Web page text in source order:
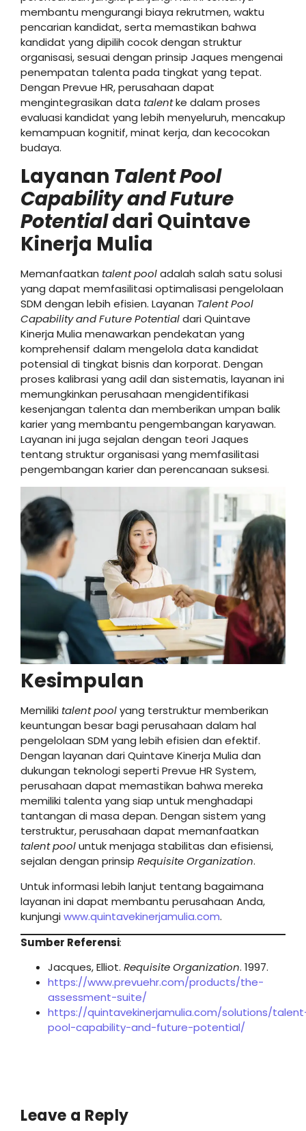
membantu mengurangi biaya rekrutmen, waktu
pencarian kandidat, serta memastikan bahwa
kandidat yang dipilih cocok dengan struktur
organisasi, sesuai dengan prinsip Jaques mengenai
penempatan talenta pada tingkat yang tepat.
Dengan Prevue HR, perusahaan dapat
mengintegrasikan data talentke dalam proses
evaluasi kandidat yang lebih menyeluruh, mencakup
kemampuan kognitif, minat kerja, dan kecocokan
budaya.
Layanan Talent Pool
Capability and Future
Potentialdari Quintave
Kinerja Mulia
Memanfaatkan talent pooladalah salah satu solusi
yang dapat memfasilitasi optimalisasi pengelolaan
SDM dengan lebih efisien. Layanan Talent Pool
Capability and Future Potentialdari Quintave
Kinerja Mulia menawarkan pendekatan yang
komprehensif dalam mengelola data kandidat
potensial di tingkat bisnis dan korporat. Dengan
proses kalibrasi yang adil dan sistematis, layanan ini
memungkinkan perusahaan mengidentifikasi
kesenjangan talenta dan memberikan umpan balik
karier yang membantu pengembangan karyawan.
Layanan ini juga sejalan dengan teori Jaques
tentang struktur organisasi yang memfasilitasi
pengembangan karier dan perencanaan suksesi.
Kesimpulan
Memiliki talent poolyang terstruktur memberikan
keuntungan besar bagi perusahaan dalam hal
pengelolaan SDM yang lebih efisien dan efektif.
Dengan layanan dari Quintave Kinerja Mulia dan
dukungan teknologi seperti Prevue HR System,
perusahaan dapat memastikan bahwa mereka
memiliki talenta yang siap untuk menghadapi
tantangan di masa depan. Dengan sistem yang
terstruktur, perusahaan dapat memanfaatkan
talent pooluntuk menjaga stabilitas dan efisiensi,
sejalan dengan prinsip Requisite Organization.
Untuk informasi lebih lanjut tentang bagaimana
layanan ini dapat membantu perusahaan Anda,
kunjungiwww.quintavekinerjamulia.com.
Sumber Referensi:
Jacques, Elliot. Requisite Organization. 1997.
https://www.prevuehr.com/products/the-
assessment-suite/
https://quintavekinerjamulia.com/solutions/
pool-capability-and-future-potential/
Leave a Reply